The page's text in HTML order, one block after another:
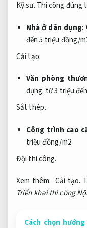
Kỹ sư. Thi công đúng
Nhà ở dân dụng:
đến 5 triệu đồng/
Cải tạo.
Văn phòng
dựng. từ 3 triệu
Sắt thép.
Công trình cao
triệu đồng/m2
Đội thi công.
Xem thêm:Cải tạo.
Triển khai thi công
Cách chọn